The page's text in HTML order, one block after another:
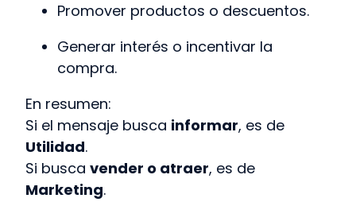
Promover productos o descuentos.
Generar interés o incentivar la
compra.
En resumen:
Si el mensaje busca informar, es de
Utilidad.
Si busca vender o atraer, es de
Marketing.